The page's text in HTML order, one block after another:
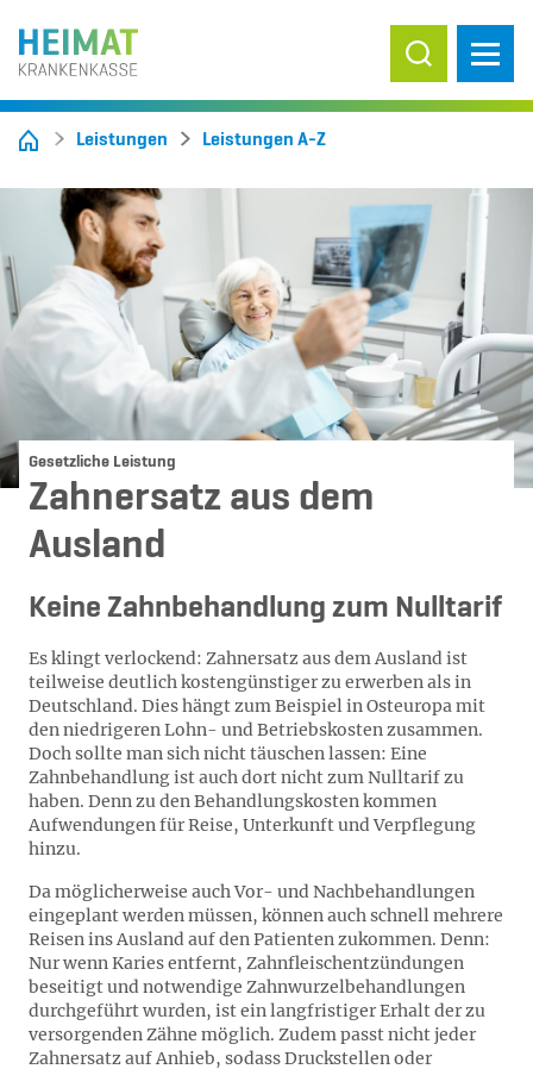
Suche ein-/
Leistungen Leistungen A-Z
Gesetzliche Leistung
Zahnersatz aus dem
Ausland
Keine Zahnbehandlung zum Nulltarif
Es klingt verlockend: Zahnersatz aus dem Ausland ist
teilweise deutlich kostengünstiger zu erwerben als in
Deutschland. Dies hängt zum Beispiel in Osteuropa mit
den niedrigeren Lohn- und Betriebskosten zusammen.
Doch sollte man sich nicht täuschen lassen: Eine
Zahnbehandlung ist auch dort nicht zum Nulltarif zu
haben. Denn zu den Behandlungskosten kommen
Aufwendungen für Reise, Unterkunft und Verpflegung
hinzu.
Da möglicherweise auch Vor- und Nachbehandlungen
eingeplant werden müssen, können auch schnell mehrere
Reisen ins Ausland auf den Patienten zukommen. Denn:
Nur wenn Karies entfernt, Zahnfleischentzündungen
beseitigt und notwendige Zahnwurzelbehandlungen
durchgeführt wurden, ist ein langfristiger Erhalt der zu
versorgenden Zähne möglich. Zudem passt nicht jeder
Zahnersatz auf Anhieb, sodass Druckstellen oder